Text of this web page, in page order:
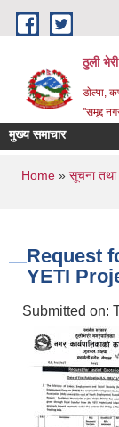
Skip to main content
ठुली
डाेल्पा,
''समृद्द
मुख्य समाचार
You are
Home » सूचना तथा
Request
YETI
Submitted on: